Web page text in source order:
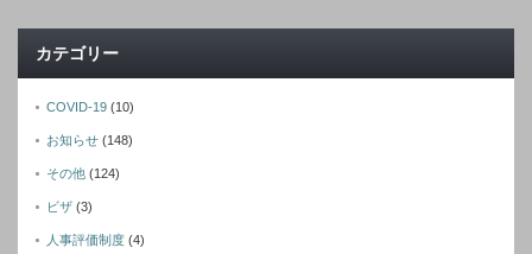
カテゴリー
COVID-19 (10)
お知らせ (148)
その他 (124)
ビザ (3)
人事評価制度 (4)